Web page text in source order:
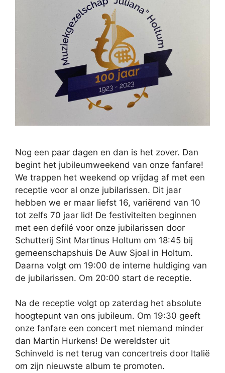
Nog een paar dagen en dan is het zover. Dan
begint het jubileumweekend van onze fanfare!
We trappen het weekend op vrijdag af met een
receptie voor al onze jubilarissen. Dit jaar
hebben we er maar liefst 16, variërend van 10
tot zelfs 70 jaar lid! De festiviteiten beginnen
met een defilé voor onze jubilarissen door
Schutterij Sint Martinus Holtum om 18:45 bij
gemeenschapshuis De Auw Sjoal in Holtum.
Daarna volgt om 19:00 de interne huldiging van
de jubilarissen. Om 20:00 start de receptie.
Na de receptie volgt op zaterdag het absolute
hoogtepunt van ons jubileum. Om 19:30 geeft
onze fanfare een concert met niemand minder
dan Martin Hurkens! De wereldster uit
Schinveld is net terug van concertreis door Italië
om zijn nieuwste album te promoten.